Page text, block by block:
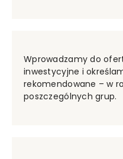
Wprowadzamy do
inwestycyjne i
rekomendowane – w
poszczególnych grup.